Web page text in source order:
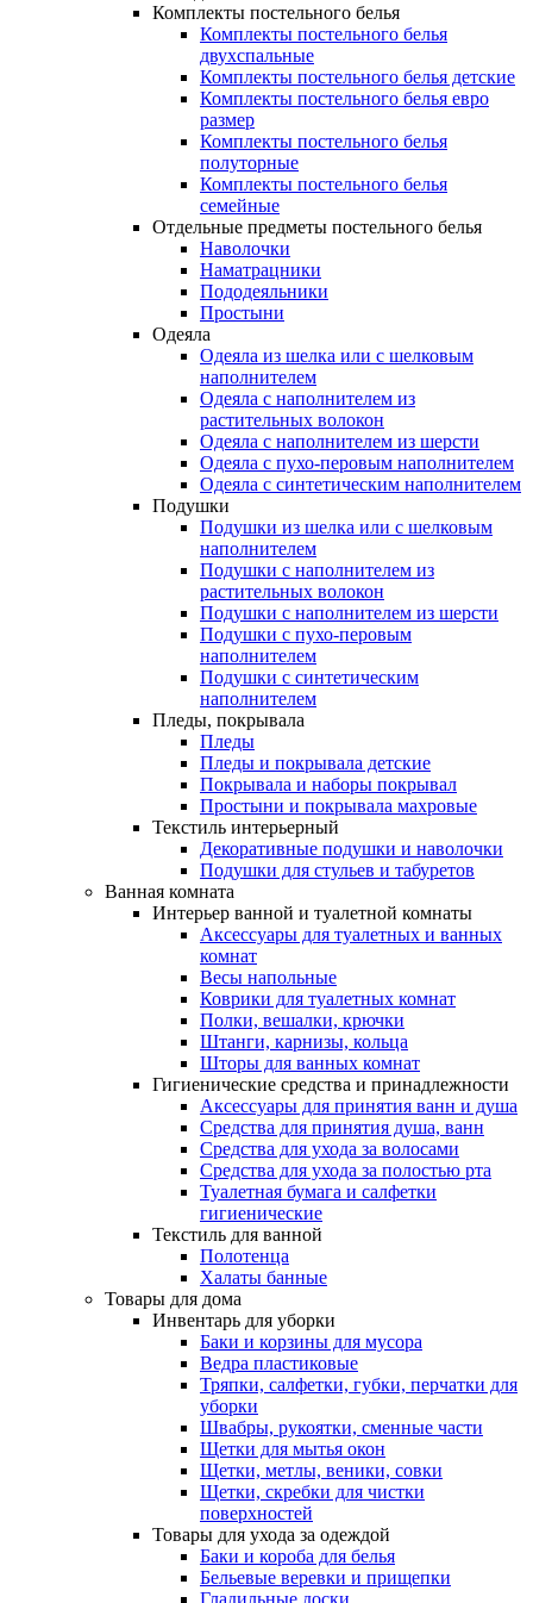
Комплекты постельного белья
Комплекты постельного белья
двухспальные
Комплекты постельного белья детские
Комплекты постельного белья евро
размер
Комплекты постельного белья
полуторные
Комплекты постельного белья
семейные
Отдельные предметы постельного белья
Наволочки
Наматрацники
Пододеяльники
Простыни
Одеяла
Одеяла из шелка или с шелковым
наполнителем
Одеяла с наполнителем из
растительных волокон
Одеяла с наполнителем из шерсти
Одеяла с пухо-перовым наполнителем
Одеяла с синтетическим наполнителем
Подушки
Подушки из шелка или с шелковым
наполнителем
Подушки с наполнителем из
растительных волокон
Подушки с наполнителем из шерсти
Подушки с пухо-перовым
наполнителем
Подушки с синтетическим
наполнителем
Пледы, покрывала
Пледы
Пледы и покрывала детские
Покрывала и наборы покрывал
Простыни и покрывала махровые
Текстиль интерьерный
Декоративные подушки и наволочки
Подушки для стульев и табуретов
Ванная комната
Интерьер ванной и туалетной комнаты
Аксессуары для туалетных и ванных
комнат
Весы напольные
Коврики для туалетных комнат
Полки, вешалки, крючки
Штанги, карнизы, кольца
Шторы для ванных комнат
Гигиенические средства и принадлежности
Аксессуары для принятия ванн и душа
Средства для принятия душа, ванн
Средства для ухода за волосами
Средства для ухода за полостью рта
Туалетная бумага и салфетки
гигиенические
Текстиль для ванной
Полотенца
Халаты банные
Товары для дома
Инвентарь для уборки
Баки и корзины для мусора
Ведра пластиковые
Тряпки, салфетки, губки, перчатки для
уборки
Швабры, рукоятки, сменные части
Щетки для мытья окон
Щетки, метлы, веники, совки
Щетки, скребки для чистки
поверхностей
Товары для ухода за одеждой
Баки и короба для белья
Бельевые веревки и прищепки
Гладильные доски